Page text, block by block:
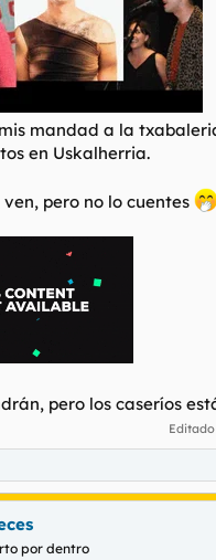
mandad a la
en Uskalherria.
ven, pero no lo cuentes
pero los caseríos
por dentro